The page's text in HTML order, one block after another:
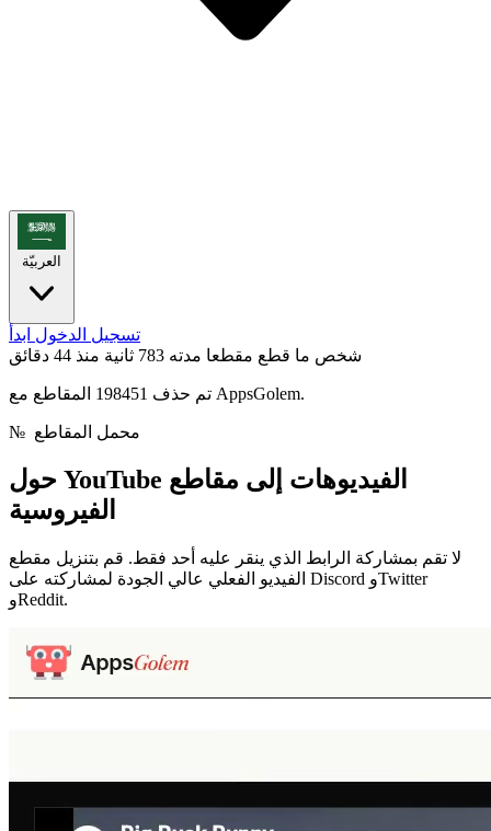
العربيّة
تسجيل الدخول ابدأ
شخص ما قطع مقطعا مدته 783 ثانية
منذ 44 دقائق
تم حذف 198451 المقاطع مع AppsGolem.
№ محمل المقاطع
حول YouTube الفيديوهات إلى مقاطع
الفيروسية
لا تقم بمشاركة الرابط الذي ينقر عليه أحد فقط. قم بتنزيل مقطع
الفيديو الفعلي عالي الجودة لمشاركته على Discord وTwitter
وReddit.